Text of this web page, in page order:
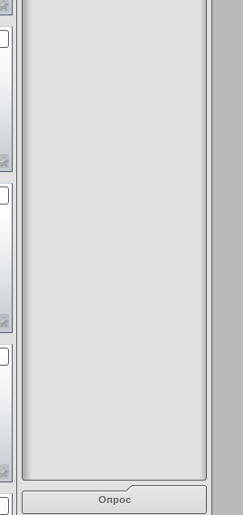
Опрос